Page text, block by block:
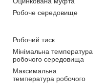
Робоче середовище
Робочий тиск
Мінімальна температура
робочого середовища
Максимальна
температура робочого